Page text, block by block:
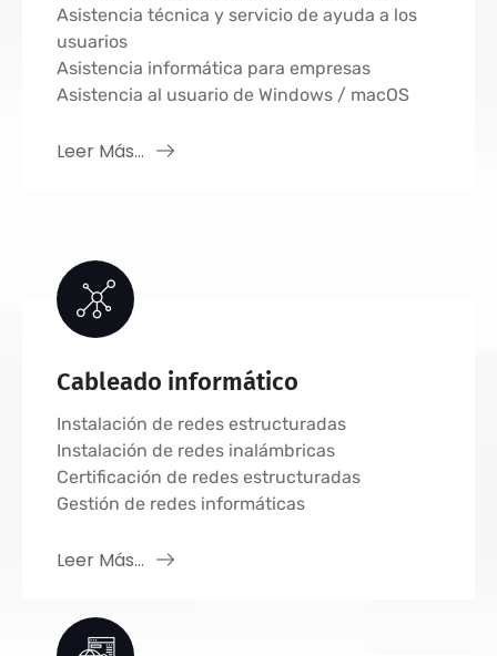
Asistencia técnica y servicio de ayuda a los
usuarios
Asistencia informática para empresas
Asistencia al usuario de Windows / macOS
Leer Más...
Cableado informático
Instalación de redes estructuradas
Instalación de redes inalámbricas
Certificación de redes estructuradas
Gestión de redes informáticas
Leer Más...